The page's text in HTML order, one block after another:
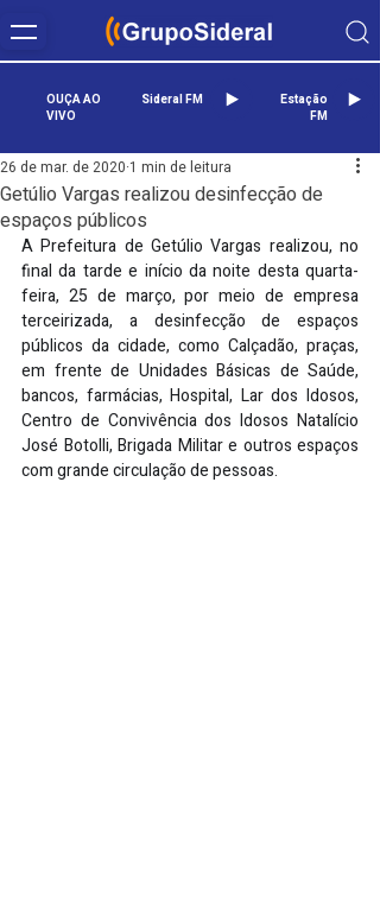
OUÇA AO
VIVO
Sideral FM
Estação
FM
Getúlio Vargas realizou desinfecção de
espaços públicos
26 de mar. de 2020 1 min de leitura
A Prefeitura de Getúlio Vargas realizou, no
final da tarde e início da noite desta quarta-
feira, 25 de março, por meio de empresa
terceirizada, a desinfecção de espaços
públicos da cidade, como Calçadão, praças,
em frente de Unidades Básicas de Saúde,
bancos, farmácias, Hospital, Lar dos Idosos,
Centro de Convivência dos Idosos Natalício
José Botolli, Brigada Militar e outros espaços
com grande circulação de pessoas.